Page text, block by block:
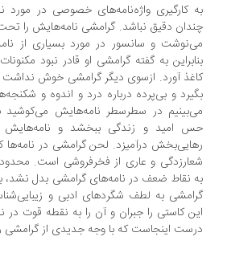
کارگیری واژه‌نامه‌های خصوصی در مورد
دقیق نباشد. گرامشی نامه‌هایش را تحت
و سانسور در مورد بسیاری از
به گفته گرامشی او قادر نبود مکنونات
آورد. از‌سوی دیگر گرامشی خوش نداشت نقش
و بی‌پرده درباره درد و اندوه و شکنجه‌هایش
در سطرسطر نامه‌هایش می‌کوشید به
امید و زندگی ببخشد و نامه‌هایش را
درآمیزد. لحن گرامشی در نامه‌ها کاملا
و عاری از فخرفروشی است. محدودیت‌های
نقاط ضعف در نامه‌های گرامشی بدل نشد، بلکه
به لطف شگردهای ادبی و زیبایی‌شناسی
کاستی را جبران و آن را به نقطه قوت در
اینجاست که با وجه جدیدی از گرامشی